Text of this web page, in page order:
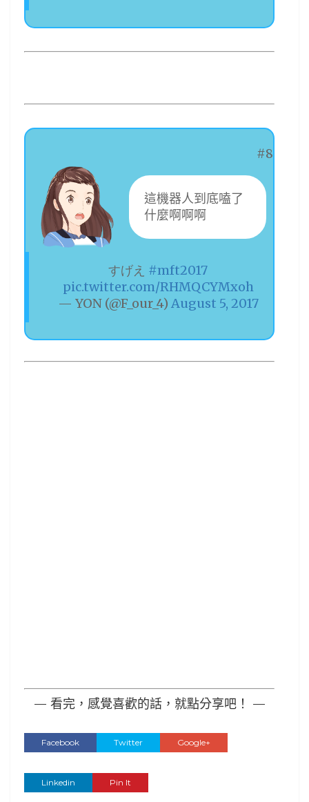
#8
這機器人到底嗑了
什麼啊啊啊
すげえ #mft2017
pic.twitter.com/RHMQCYMxoh
— YON (@F_our_4) August 5, 2017
— 看完，感覺喜歡的話，就點分享吧！ —
Facebook Twitter Google+
Linkedin Pin It